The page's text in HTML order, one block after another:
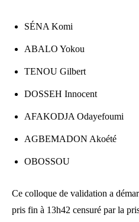
SÉNA Komi
⁠ABALO Yokou
⁠TENOU Gilbert
⁠DOSSEH Innocent
⁠AFAKODJA Odayefoumi
⁠AGBEMADON Akoété
⁠OBOSSOU
Ce colloque de validation a
pris fin à 13h42 censuré par la